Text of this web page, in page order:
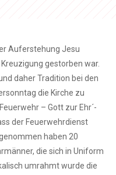
Auferstehung Jesu
gestorben war.
daher Tradition bei den
die Kirche zu
– Gott zur Ehr´-
der Feuerwehrdienst
haben 20
die sich in Uniform
umrahmt wurde die